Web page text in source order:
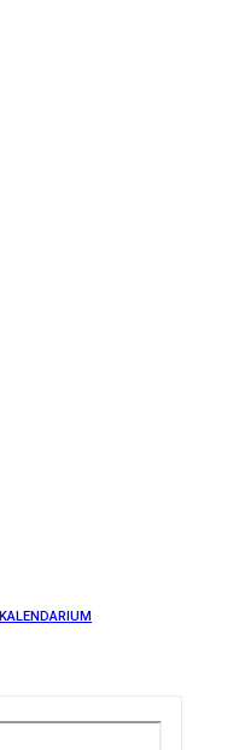
KALENDARIUM